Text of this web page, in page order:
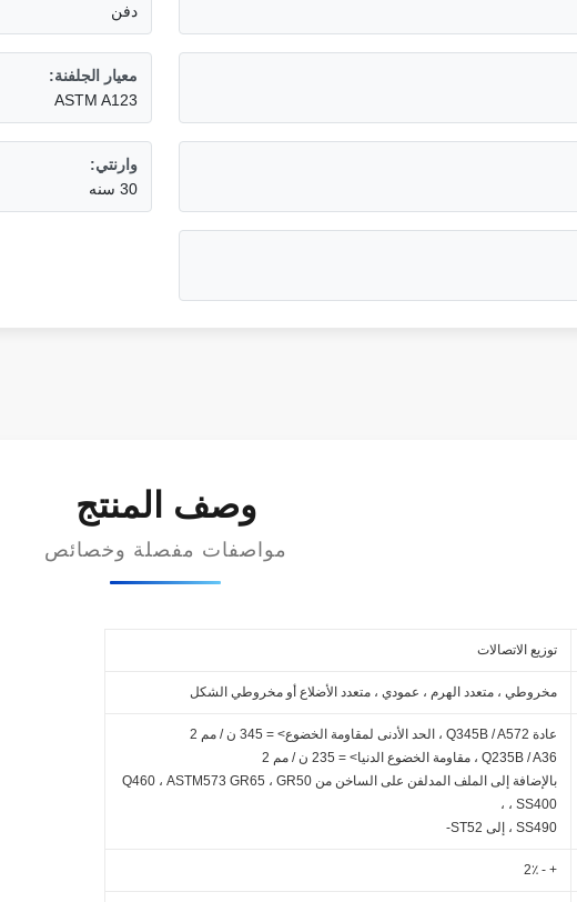
دفن
معيار الجلفنة:
ASTM A123
وارنتي:
30 سنه
وصف المنتج
مواصفات مفصلة وخصائص
توزيع الاتصالات
مخروطي ، متعدد الهرم ، عمودي ، متعدد الأضلاع أو مخروطي الشكل
عادة Q345B / A572 ، الحد الأدنى لمقاومة الخضوع> = 345 ن / مم 2
Q235B / A36 ، مقاومة الخضوع الدنيا> = 235 ن / مم 2
بالإضافة إلى الملف المدلفن على الساخن من Q460 ، ASTM573 GR65 ، GR50
، SS400 ،
SS490 ، إلى ST52-
+ - 2٪